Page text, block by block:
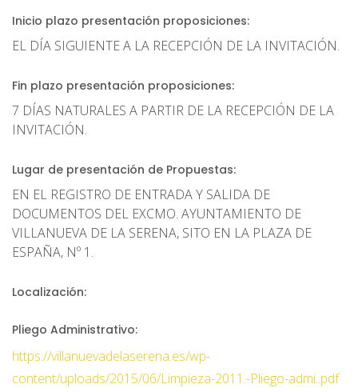
Inicio plazo presentación proposiciones:
EL DÍA SIGUIENTE A LA RECEPCIÓN DE LA INVITACIÓN.
Fin plazo presentación proposiciones:
7 DÍAS NATURALES A PARTIR DE LA RECEPCIÓN DE LA
INVITACIÓN.
Lugar de presentación de Propuestas:
EN EL REGISTRO DE ENTRADA Y SALIDA DE
DOCUMENTOS DEL EXCMO. AYUNTAMIENTO DE
VILLANUEVA DE LA SERENA, SITO EN LA PLAZA DE
ESPAÑA, Nº 1.
Localización:
Pliego Administrativo:
https://villanuevadelaserena.es/wp-
content/uploads/2015/06/Limpieza-2011.-Pliego-admi..pdf